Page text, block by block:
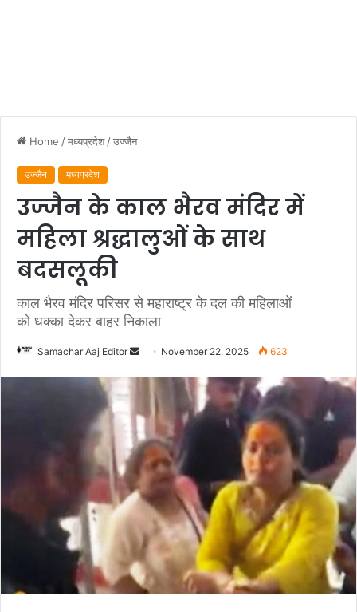
Home /मध्यप्रदेश /उज्जैन
उज्जैन मध्यप्रदेश
उज्जैन के काल भैरव मंदिर में
महिला श्रद्धालुओं के साथ
बदसलूकी
काल भैरव मंदिर परिसर से महाराष्ट्र के दल की महिलाओं
को धक्का देकर बाहर निकाला
Samachar Aaj Editor
Send November 22, 2025 623